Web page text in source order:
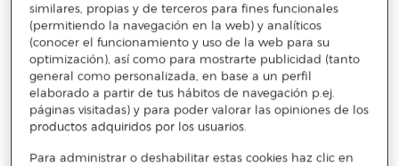
similares, propias y de terceros para fines funcionales
(permitiendo la navegación en la web) y analíticos
(conocer el funcionamiento y uso de la web para su
optimización), así como para mostrarte publicidad (tanto
general como personalizada, en base a un perfil
elaborado a partir de tus hábitos de navegación p.ej.
páginas visitadas) y para poder valorar las opiniones de los
productos adquiridos por los usuarios.
Para administrar o deshabilitar estas cookies haz clic en